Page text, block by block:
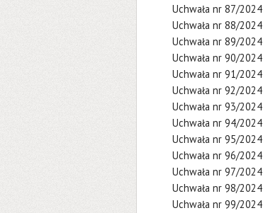
Uchwała nr 87/2024
Uchwała nr 88/2024
Uchwała nr 89/2024
Uchwała nr 90/2024
Uchwała nr 91/2024
Uchwała nr 92/2024
Uchwała nr 93/2024
Uchwała nr 94/2024
Uchwała nr 95/2024
Uchwała nr 96/2024
Uchwała nr 97/2024
Uchwała nr 98/2024
Uchwała nr 99/2024